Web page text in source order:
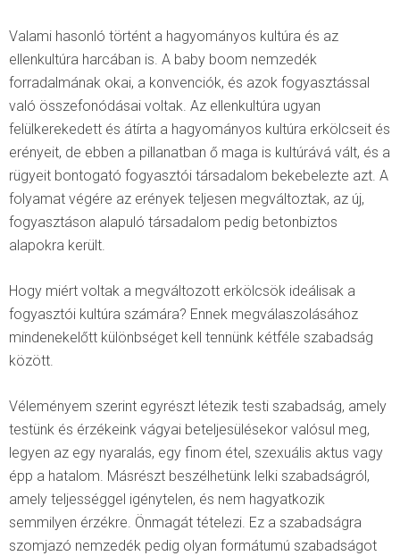
Valami hasonló történt a hagyományos kultúra és az
ellenkultúra harcában is. A baby boom nemzedék
forradalmának okai, a konvenciók, és azok fogyasztással
való összefonódásai voltak. Az ellenkultúra ugyan
felülkerekedett és átírta a hagyományos kultúra erkölcseit és
erényeit, de ebben a pillanatban ő maga is kultúrává vált, és a
rügyeit bontogató fogyasztói társadalom bekebelezte azt. A
folyamat végére az erények teljesen megváltoztak, az új,
fogyasztáson alapuló társadalom pedig betonbiztos
alapokra került.
Hogy miért voltak a megváltozott erkölcsök ideálisak a
fogyasztói kultúra számára? Ennek megválaszolásához
mindenekelőtt különbséget kell tennünk kétféle szabadság
között.
Véleményem szerint egyrészt létezik testi szabadság, amely
testünk és érzékeink vágyai beteljesülésekor valósul meg,
legyen az egy nyaralás, egy finom étel, szexuális aktus vagy
épp a hatalom. Másrészt beszélhetünk lelki szabadságról,
amely teljességgel igénytelen, és nem hagyatkozik
semmilyen érzékre. Önmagát tételezi. Ez a szabadságra
szomjazó nemzedék pedig olyan formátumú szabadságot